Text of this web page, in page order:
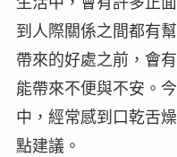
到人際關係之間都有
帶來的好處之前，會
能帶來不便與不安。
中，經常感到 口乾舌燥
點建議。